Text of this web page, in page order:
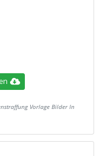
Vorlage Bilder In